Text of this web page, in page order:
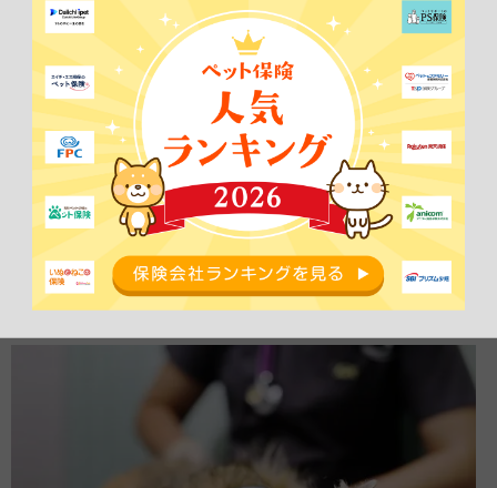
2024年03月26日
通院補償がついているペット保険